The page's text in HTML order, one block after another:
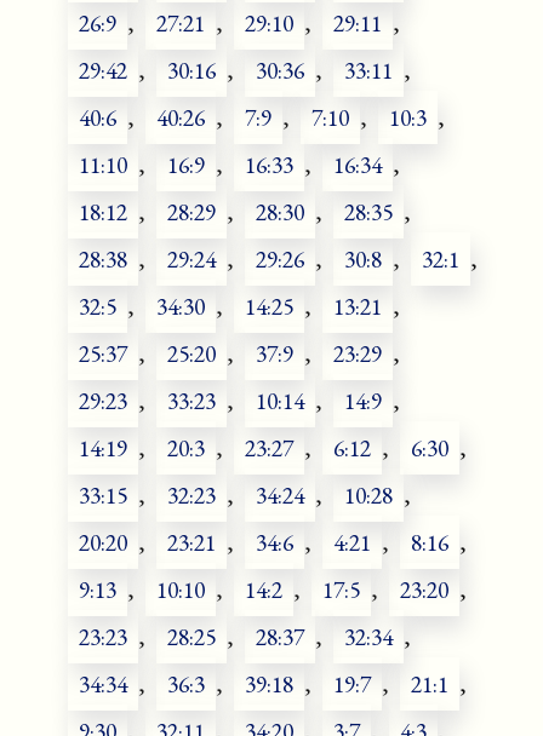
26:9 , 27:21 , 29:10 , 29:11 ,
29:42 , 30:16 , 30:36 , 33:11 ,
40:6 , 40:26 , 7:9 , 7:10 , 10:3 ,
11:10 , 16:9 , 16:33 , 16:34 ,
18:12 , 28:29 , 28:30 , 28:35 ,
28:38 , 29:24 , 29:26 , 30:8 , 32:1 ,
32:5 , 34:30 , 14:25 , 13:21 ,
25:37 , 25:20 , 37:9 , 23:29 ,
29:23 , 33:23 , 10:14 , 14:9 ,
14:19 , 20:3 , 23:27 , 6:12 , 6:30 ,
33:15 , 32:23 , 34:24 , 10:28 ,
20:20 , 23:21 , 34:6 , 4:21 , 8:16 ,
9:13 , 10:10 , 14:2 , 17:5 , 23:20 ,
23:23 , 28:25 , 28:37 , 32:34 ,
34:34 , 36:3 , 39:18 , 19:7 , 21:1 ,